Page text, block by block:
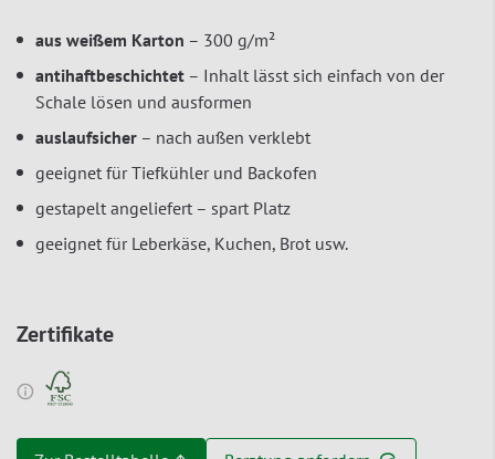
aus weißem Karton – 300 g/m²
antihaftbeschichtet – Inhalt lässt sich einfach von der
Schale lösen und ausformen
auslaufsicher – nach außen verklebt
geeignet für Tiefkühler und Backofen
gestapelt angeliefert – spart Platz
geeignet für Leberkäse, Kuchen, Brot usw.
Zertifikate